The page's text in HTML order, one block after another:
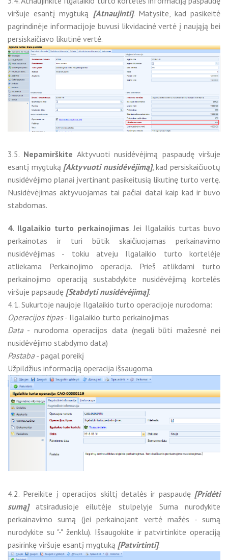
viršuje esantį mygtuką [Atnaujinti]. Matysite, kad pasikeitė
pagrindinėje informacijoje buvusi likvidacinė vertė į naująją bei
persiskaičiavo likutinė vertė.
3.5. Nepamirškite Aktyvuoti nusidėvėjimą paspaudę viršuje
esantį mygtuką [Aktyvuoti nusidėvėjimą], kad persiskaičiuotų
nusidėvėjimo planai įvertinant pasikeitusią likutinę turto vertę.
Nusidėvėjimas aktyvuojamas tai pačiai datai kaip kad ir buvo
stabdomas.
4. Ilgalaikio turto perkainojimas. Jei Ilgalaikis turtas buvo
perkainotas ir turi būtik skaičiuojamas perkainavimo
nusidėvėjimas - tokiu atveju Ilgalaikio turto kortelėje
atliekama Perkainojimo operacija. Prieš atlikdami turto
perkainojimo operaciją sustabdykite nusidėvėjimą kortelės
viršuje papsaudę [Stabdyti nusidėvėjimą].
4.1. Sukurtoje naujoje Ilgalaikio turto operacijoje nurodoma:
Operacijos tipas- Ilgalaikio turto perkainojimas
Data- nurodoma operacijos data (negali būti mažesnė nei
nusidėvėjimo stabdymo data)
Pastaba- pagal poreikį
Užpildžius informaciją operacija išsaugoma.
4.2. Pereikite į operacijos skiltį detalės ir paspaudę [Pridėti
sumą]atsiradusioje eilutėje stulpelyje Suma nurodykite
perkainavimo sumą (jei perkainojant vertė mažės - sumą
nurodykite su "-" ženklu). Išsaugokite ir patvirtinkite operaciją
pasirinkę viršuje esantį mygtuką [Patvirtinti].